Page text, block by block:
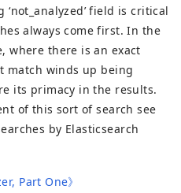
field is critical
always come first. In the
where there is an exact
match winds up being
its primacy in the results.
of this sort of search see
by Elasticsearch
Part One》